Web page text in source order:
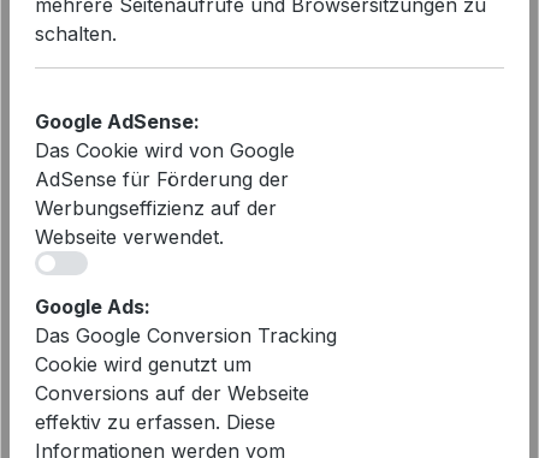
Cambio Jeans Piper short Slim-Fit
Cropped in Sophisticated Dark
mehrere Seitenaufrufe und Browsersitzungen zu
schalten.
Google AdSense:
Das Cookie wird von Google
AdSense für Förderung der
Werbungseffizienz auf der
Webseite verwendet.
Google Ads:
Das Google Conversion Tracking
Cookie wird genutzt um
Conversions auf der Webseite
effektiv zu erfassen. Diese
Informationen werden vom